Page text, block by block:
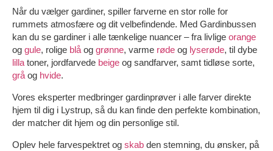
Når du vælger gardiner, spiller farverne en stor rolle for
rummets atmosfære og dit velbefindende. Med Gardinbussen
kan du se gardiner i alle tænkelige nuancer – fra livlige orange
og gule, rolige blå og grønne, varme røde og lyserøde, til dybe
lilla toner, jordfarvede beige og sandfarver, samt tidløse sorte,
grå og hvide.
Vores eksperter medbringer gardinprøver i alle farver direkte
hjem til dig i Lystrup, så du kan finde den perfekte kombination,
der matcher dit hjem og din personlige stil.
Oplev hele farvespektret og skab den stemning, du ønsker, på